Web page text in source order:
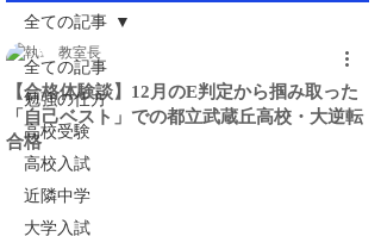
全ての記事
勉強の仕方
高校受験
高校入試
近隣中学
大学入試
全ての記事
【合格体験談】12月のE判定から掴み取った
「自己ベスト」での都立武蔵丘高校・大逆転
合格
教室長